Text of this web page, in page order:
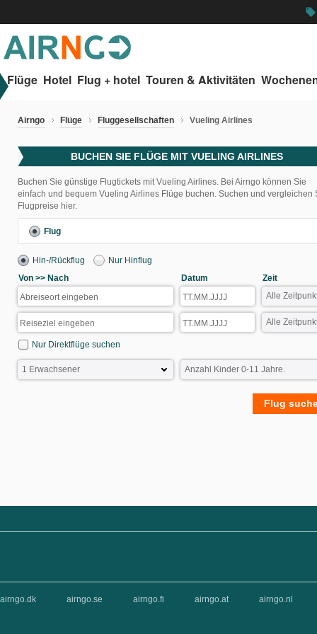
local_offer
Flüge Hotel Flug + hotel Touren & Aktivitäten
Airngo Flüge Fluggesellschaften Vueling Airlines
BUCHEN SIE FLÜGE MIT VUELING AIRLINES
Buchen Sie günstige Flugtickets mit Vueling Airlines. Bei Airngo können Sie
einfach und bequem Vueling Airlines Flüge buchen. Suchen und vergleichen
Flugpreise hier.
Flug
Hin-/Rückflug
Nur Hinflug
Von >> Nach
Datum Zeit
Nur Direktflüge suchen
Flug
airngo.dk airngo.se airngo.fi airngo.at airngo.nl